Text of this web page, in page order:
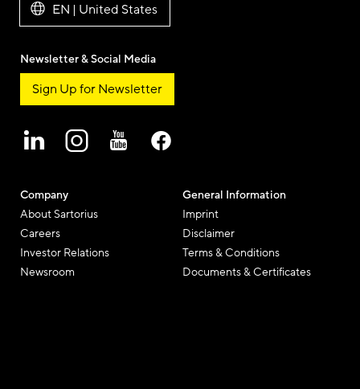
Company
About Sartorius
Careers
Investor Relations
Newsroom
General Information
Imprint
Disclaimer
Terms & Conditions
Documents & Certificates
EN | United States
Newsletter & Social Media
Sign Up for Newsletter